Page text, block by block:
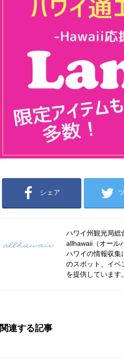
シェア
ハワイ州観光局総
allhawaii（オール
ハワイの情報収集
のスポット、イベ
を提供しています。
関連する記事